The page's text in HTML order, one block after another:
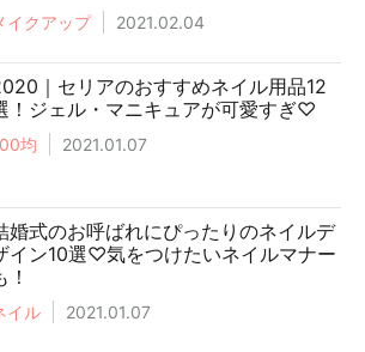
イクアップ 2021.02.04
｜セリアのおすすめネイル用品12
！ジェル・マニキュアが可愛すぎ♡
均 2021.01.07
婚式のお呼ばれにぴったりのネイルデ
イン10選♡気をつけたいネイルマナー
！
イル 2021.01.07